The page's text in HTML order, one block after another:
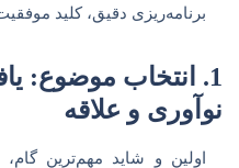
برنامه‌ریزی دقیق، کلید
1. انتخاب موضوع:
نوآوری و علاقه
اولین و شاید مهم‌ترین